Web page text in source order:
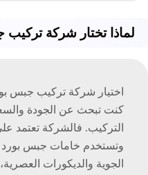
لماذا تختار شركة تركيب
اختيار شركة تركيب جبس
كنت تبحث عن الجودة
التركيب. فالشركة تعتمد
وتستخدم خامات جبس بورد
الجوية والديكورات